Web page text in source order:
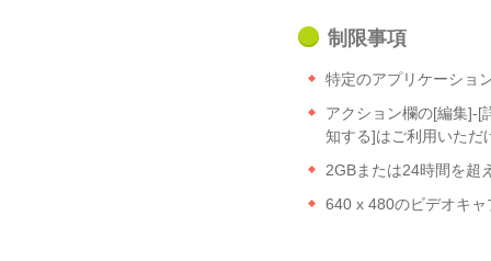
制限事項
特定のアプリケーショ
アクション欄の[編集]-[
知する]はご利用いただ
2GBまたは24時間を超
640 x 480のビデオキ